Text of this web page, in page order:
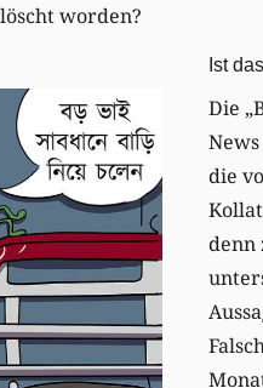
worden?
Ist
Die
die
denn